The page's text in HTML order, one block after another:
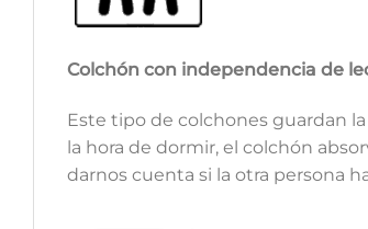
Colchón con independencia de
Este tipo de colchones guardan
la hora de dormir, el colchón
darnos cuenta si la otra persona